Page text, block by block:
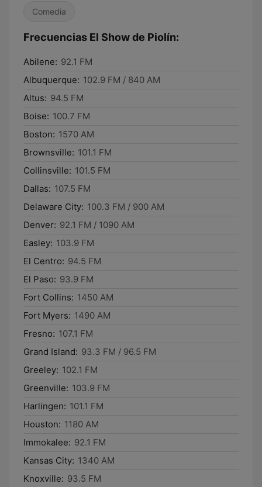
Comedia
Frecuencias El Show de Piolín:
Abilene: 92.1 FM
Albuquerque: 102.9 FM / 840 AM
Altus: 94.5 FM
Boise: 100.7 FM
Boston: 1570 AM
Brownsville: 101.1 FM
Collinsville: 101.5 FM
Dallas: 107.5 FM
Delaware City: 100.3 FM / 900 AM
Denver: 92.1 FM / 1090 AM
Easley: 103.9 FM
El Centro: 94.5 FM
El Paso: 93.9 FM
Fort Collins: 1450 AM
Fort Myers: 1490 AM
Fresno: 107.1 FM
Grand Island: 93.3 FM / 96.5 FM
Greeley: 102.1 FM
Greenville: 103.9 FM
Harlingen: 101.1 FM
Houston: 1180 AM
Immokalee: 92.1 FM
Kansas City: 1340 AM
Knoxville: 93.5 FM